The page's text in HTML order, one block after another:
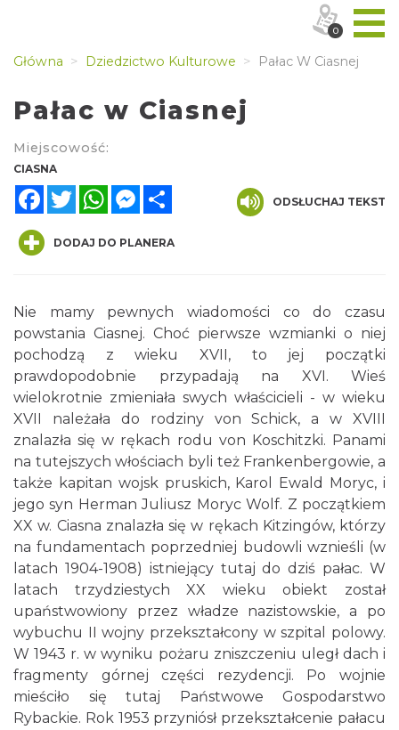
Główna Dziedzictwo Kulturowe Pałac W Ciasnej
Pałac w Ciasnej
Miejscowość:
CIASNA
FacebookTwitterWhatsAppMessenger
ODSŁUCHAJ TEKST
DODAJ DO PLANERA
Nie mamy pewnych wiadomości co do czasu
powstania Ciasnej. Choć pierwsze wzmianki o niej
pochodzą z wieku XVII, to jej początki
prawdopodobnie przypadają na XVI. Wieś
wielokrotnie zmieniała swych właścicieli - w wieku
XVII należała do rodziny von Schick, a w XVIII
znalazła się w rękach rodu von Koschitzki. Panami
na tutejszych włościach byli też Frankenbergowie, a
także kapitan wojsk pruskich, Karol Ewald Moryc, i
jego syn Herman Juliusz Moryc Wolf. Z początkiem
XX w. Ciasna znalazła się w rękach Kitzingów, którzy
na fundamentach poprzedniej budowli wznieśli (w
latach 1904-1908) istniejący tutaj do dziś pałac. W
latach trzydziestych XX wieku obiekt został
upaństwowiony przez władze nazistowskie, a po
wybuchu II wojny przekształcony w szpital polowy.
W 1943 r. w wyniku pożaru zniszczeniu uległ dach i
fragmenty górnej części rezydencji. Po wojnie
mieściło się tutaj Państwowe Gospodarstwo
Rybackie. Rok 1953 przyniósł przekształcenie pałacu
0